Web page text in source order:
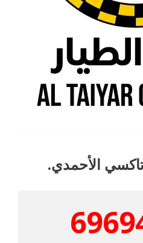
الأحمدي.